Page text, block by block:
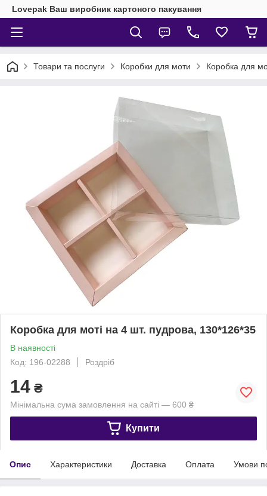
Lovepak Ваш виробник картоного пакування
Товари та послуги Коробки для моти Коробка для
Коробка для моті на 4 шт. пудрова, 130*126*35
В наявності
Код: 196-02288
Роздріб
14 ₴
Мінімальна сума замовлення на сайті — 600 ₴
Купити
Опис Характеристики Доставка Оплата Умови